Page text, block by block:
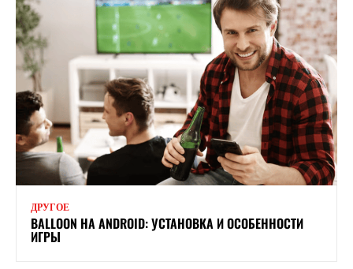
ДРУГОЕ
BALLOON НА ANDROID: УСТАНОВКА И ОСОБЕННОСТИ
ИГРЫ